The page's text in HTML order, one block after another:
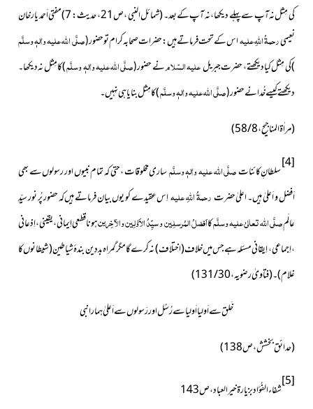
کی مِثل نہ آپ سے پہلے دیکھا ، نہ آپ کے بعد۔ (شمائل النبی ، ص21 ، حدیث : 7) مفتی اَحمد یارخان
نعیمیرحمۃُ اللہِ علیہاس کے تحت فرماتے ہیں : حضرات صحابہ کرام تو حضور(صلَّی اللہ علیہ واٰلہٖ وسلَّم
)کی مِثل کیا دیکھتے ، حضرت جبریلعلیہ السّلامنے حضور(صلَّی اللہ علیہ واٰلہٖ وسلَّم)کا مِثل نہ دیکھا۔
دیکھتے کیسے خُدا نے حضور(صلَّی اللہ علیہ واٰلہٖ وسلَّم)کامِثل بنایا ہی نہیں۔
(مراٰۃ المناجیح ، 8 / 58)
[4] سلطانِ کائناتصلَّی اللہ علیہ واٰلہٖ وسلَّمساری مخلوقات ، حتی کہ تمام نبیوں اور رسولوں سے بھی
اَفضل و اَعلیٰ ہیں۔ اعلیٰ حضرترحمۃُ اللہِ علیہاِس عقیدے کو یوں بیان فرماتے ہیں کہ حضور پُر نور سیِّدِ
عالَمصلَّی اللہ تعالیٰ علیہ وسلَّمکااَفضلُ المُرسلِین و سیِّدُ الاَوَّلِین والآخِرینہونا قطعی اِیمانی ، یقینی ، اِذعانی
، اِجماعی ، اِیقانی مسئلہ ہے جس میں خلاف (اختلاف) نہ کرے گا مگر گمراہ بد دِین بندۂ شیاطین(شیطانوں کا
غلام)۔ (فتاویٰ رضویہ ، 30 / 131)
خَلق سے اَولیا اَولیا سے رُسُل اور رَسولوں سے اَعلیٰ ہمارا نبی
(حدائق بخشش ، ص138)
[5] شفاء الفُؤاد بزیارۃ خیرالعباد ، ص143